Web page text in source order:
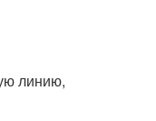
линию,